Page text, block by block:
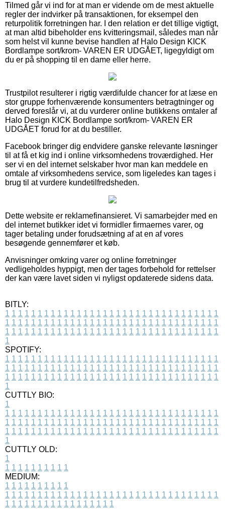
Tilmed går vi ind for at man er vidende om de mest aktuelle
regler der indvirker på transaktionen, for eksempel den
returpolitik forretningen har. I den relation er det tillige vigtigt,
at man altid bibeholder ens kvitteringsmail, således man når
som helst vil kunne bevise handlen af Halo Design KICK
Bordlampe sort/krom- VAREN ER UDGÅET, ligegyldigt om
du er på shopping til en dame eller herre.
Trustpilot resulterer i rigtig værdifulde chancer for at læse en
stor gruppe forhenværende konsumenters betragtninger og
derved foreslår vi, at du vurderer online butikkens omtaler af
Halo Design KICK Bordlampe sort/krom- VAREN ER
UDGÅET forud for at du bestiller.
Facebook bringer dig endvidere ganske relevante løsninger
til at få et kig ind i online virksomhedens troværdighed. Her
ser vi en del internet selskaber hvor man kan meddele en
omtale af virksomhedens service, som ligeledes kan tages i
brug til at vurdere kundetilfredsheden.
Dette website er reklamefinansieret. Vi samarbejder med en
del internet butikker idet vi formidler firmaernes varer, og
tager betaling under forudsætning af at en af vores
besøgende gennemfører et køb.
Anvisninger omkring varer og online forretninger
vedligeholdes hyppigt, men der tages forbehold for rettelser
der kan være lavet siden vi nyligst opdaterede sidens data.
BITLY:
1 1 1 1 1 1 1 1 1 1 1 1 1 1 1 1 1 1 1 1 1 1 1 1 1 1 1 1 1 1 1 1 1
1 1 1 1 1 1 1 1 1 1 1 1 1 1 1 1 1 1 1 1 1 1 1 1 1 1 1 1 1 1 1 1 1
1 1 1 1 1 1 1 1 1 1 1 1 1 1 1 1 1 1 1 1 1 1 1 1 1 1 1 1 1 1 1 1 1
1
SPOTIFY:
1 1 1 1 1 1 1 1 1 1 1 1 1 1 1 1 1 1 1 1 1 1 1 1 1 1 1 1 1 1 1 1 1
1 1 1 1 1 1 1 1 1 1 1 1 1 1 1 1 1 1 1 1 1 1 1 1 1 1 1 1 1 1 1 1 1
1 1 1 1 1 1 1 1 1 1 1 1 1 1 1 1 1 1 1 1 1 1 1 1 1 1 1 1 1 1 1 1 1
1
CUTTLY BIO:
1
1 1 1 1 1 1 1 1 1 1 1 1 1 1 1 1 1 1 1 1 1 1 1 1 1 1 1 1 1 1 1 1 1
1 1 1 1 1 1 1 1 1 1 1 1 1 1 1 1 1 1 1 1 1 1 1 1 1 1 1 1 1 1 1 1 1
1 1 1 1 1 1 1 1 1 1 1 1 1 1 1 1 1 1 1 1 1 1 1 1 1 1 1 1 1 1 1 1 1
1
CUTTLY OLD:
1
1 1 1 1 1 1 1 1 1 1
MEDIUM:
1 1 1 1 1 1 1 1 1 1
1 1 1 1 1 1 1 1 1 1 1 1 1 1 1 1 1 1 1 1 1 1 1 1 1 1 1 1 1 1 1 1 1
1 1 1 1 1 1 1 1 1 1 1 1 1 1 1 1 1